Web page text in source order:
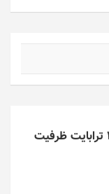
این کارت حافظه کوچک ۴ ترابایت ظرفیت